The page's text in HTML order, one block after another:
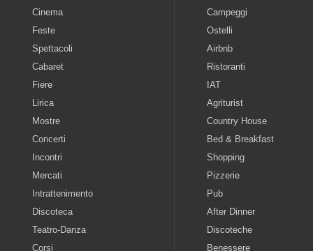
Cinema
Feste
Spettacoli
Cabaret
Fiere
Lirica
Mostre
Concerti
Incontri
Mercati
Intrattenimento
Discoteca
Teatro-Danza
Corsi
Campeggi
Ostelli
Airbnb
Ristoranti
IAT
Agriturist
Country House
Bed & Breakfast
Shopping
Pizzerie
Pub
After Dinner
Discoteche
Benessere